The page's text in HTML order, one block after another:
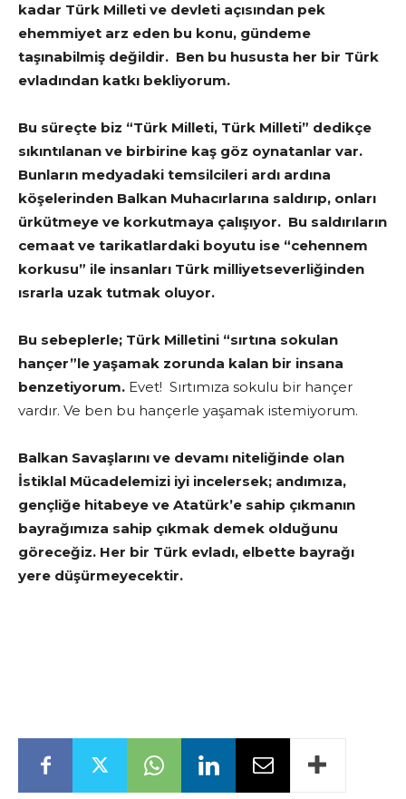
kadar Türk Milleti ve devleti açısından pek
ehemmiyet arz eden bu konu, gündeme
taşınabilmiş değildir. Ben bu hususta her bir Türk
evladından katkı bekliyorum.
Bu süreçte biz “Türk Milleti, Türk Milleti” dedikçe
sıkıntılanan ve birbirine kaş göz oynatanlar var.
Bunların medyadaki temsilcileri ardı ardına
köşelerinden Balkan Muhacırlarına saldırıp, onları
ürkütmeye ve korkutmaya çalışıyor. Bu saldırıların
cemaat ve tarikatlardaki boyutu ise “cehennem
korkusu” ile insanları Türk milliyetseverliğinden
ısrarla uzak tutmak oluyor.
Bu sebeplerle; Türk Milletini “sırtına sokulan
hançer”le yaşamak zorunda kalan bir insana
benzetiyorum. Evet! Sırtımıza sokulu bir hançer
vardır. Ve ben bu hançerle yaşamak istemiyorum.
Balkan Savaşlarını ve devamı niteliğinde olan
İstiklal Mücadelemizi iyi incelersek; andımıza,
gençliğe hitabeye ve Atatürk’e sahip çıkmanın
bayrağımıza sahip çıkmak demek olduğunu
göreceğiz. Her bir Türk evladı, elbette bayrağı
yere düşürmeyecektir.